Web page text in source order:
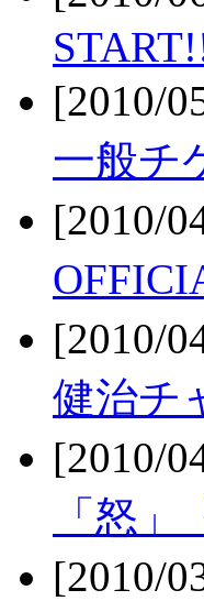
[2010/
一般チ
[2010/
[2010/
健治チ
[2010/
「怒
[2010/